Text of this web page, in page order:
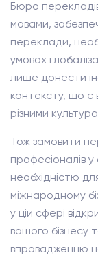
Бюро
мовами,
переклади,
умовах
лише донести
контексту, що є
різними
Тож замовити
професіоналів
необхідністю
міжнародному
у цій сфері
вашого бізнесу
впровадженню